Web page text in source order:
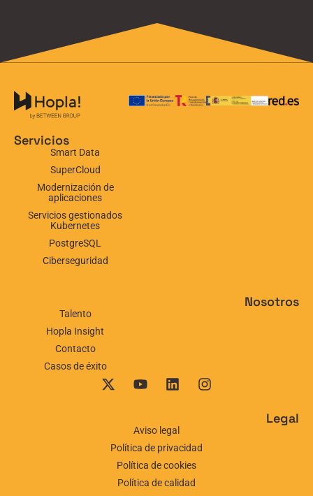
Servicios
Smart Data
SuperCloud
Modernización de
aplicaciones
Servicios gestionados
Kubernetes
PostgreSQL
Ciberseguridad
Nosotros
Talento
Hopla Insight
Contacto
Casos de éxito
Legal
Aviso legal
Política de privacidad
Política de cookies
Política de calidad